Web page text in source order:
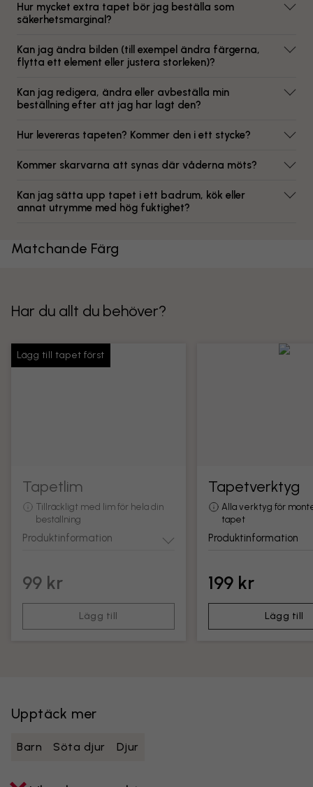
Hur mycket extra tapet bör jag beställa som
säkerhetsmarginal?
Kan jag ändra bilden (till exempel ändra färgerna,
flytta ett element eller justera storleken)?
Kan jag redigera, ändra eller avbeställa min
beställning efter att jag har lagt den?
Hur levereras tapeten? Kommer den i ett stycke?
Kommer skarvarna att synas där våderna möts?
Kan jag sätta upp tapet i ett badrum, kök eller
annat utrymme med hög fuktighet?
Matchande Färg
Har du allt du behöver?
Lägg till tapet först
Tapetlim
Tillräckligt med lim för hela din
beställning
Produktinformation
99 kr
Lägg till
Tapetverktyg
Alla verktyg för
tapet
Produktinformation
199 kr
Lägg till
Upptäck mer
Barn Söta djur Djur